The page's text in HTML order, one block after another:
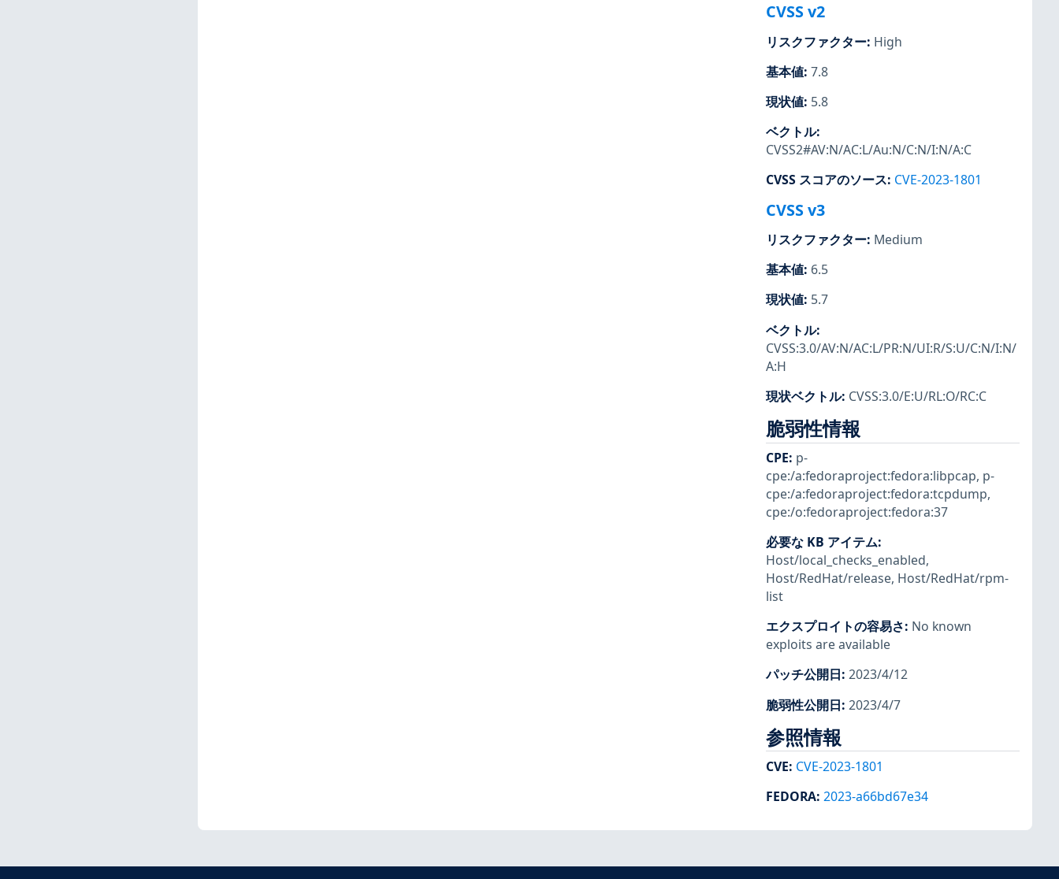
CVSS v2
リスクファクター: High
基本値: 7.8
現状値: 5.8
ベクトル:
CVSS2#AV:N/AC:L/Au:N/C:N/I:N/A:C
CVSS スコアのソース: CVE-2023-1801
CVSS v3
リスクファクター: Medium
基本値: 6.5
現状値: 5.7
ベクトル:
CVSS:3.0/AV:N/AC:L/PR:N/UI:R/S:U/C:N/I:N/
A:H
現状ベクトル: CVSS:3.0/E:U/RL:O/RC:C
脆弱性情報
CPE: p-
cpe:/a:fedoraproject:fedora:libpcap, p-
cpe:/a:fedoraproject:fedora:tcpdump,
cpe:/o:fedoraproject:fedora:37
必要な KB アイテム:
Host/local_checks_enabled,
Host/RedHat/release, Host/RedHat/rpm-
list
エクスプロイトの容易さ: No known
exploits are available
パッチ公開日: 2023/4/12
脆弱性公開日: 2023/4/7
参照情報
CVE: CVE-2023-1801
FEDORA: 2023-a66bd67e34